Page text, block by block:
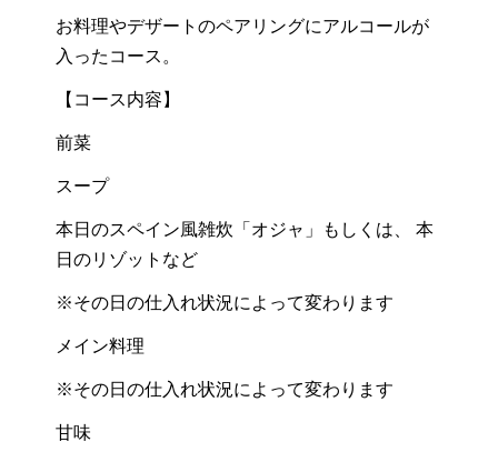
お料理やデザートのペアリングにアルコールが
入ったコース。
【コース内容】
前菜
スープ
本日のスペイン風雑炊「オジャ」もしくは、 本
日のリゾットなど
※その日の仕入れ状況によって変わります
メイン料理
※その日の仕入れ状況によって変わります
甘味